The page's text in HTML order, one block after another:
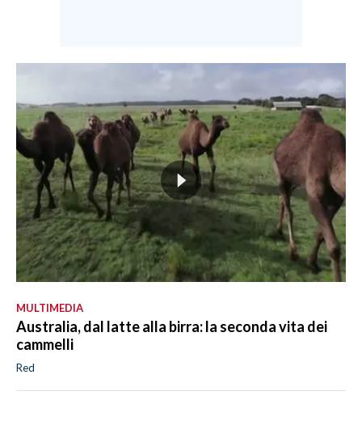
MULTIMEDIA
Australia, dal latte alla birra: la seconda vita dei
cammelli
Red